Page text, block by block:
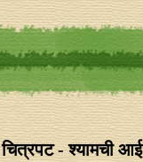
चित्रपट - श्यामची आई